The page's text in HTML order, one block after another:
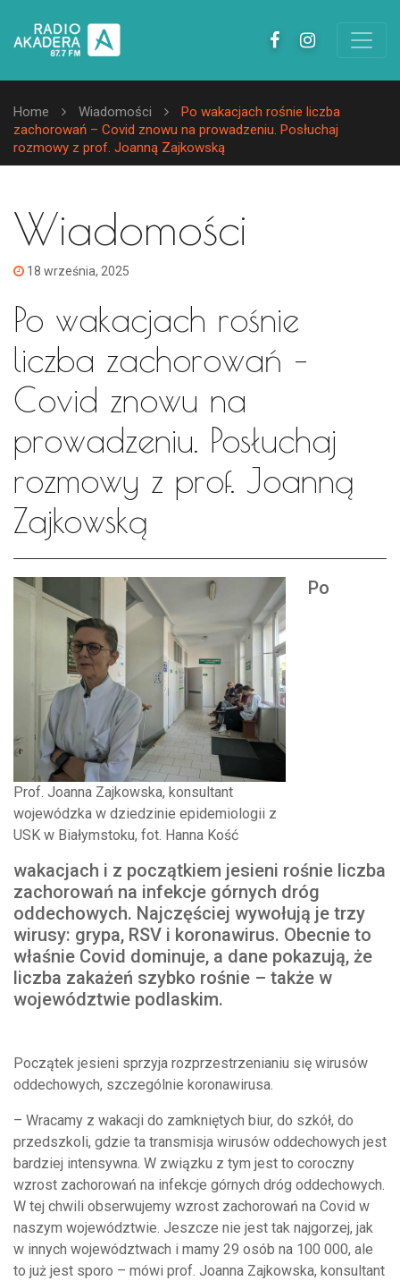
Home Wiadomości
Po wakacjach rośnie liczba
zachorowań – Covid znowu na prowadzeniu. Posłuchaj
rozmowy z prof. Joanną Zajkowską
Wiadomości
18 września, 2025
Po wakacjach rośnie
liczba zachorowań –
Covid znowu na
prowadzeniu. Posłuchaj
rozmowy z prof. Joanną
Zajkowską
Prof. Joanna Zajkowska, konsultant
wojewódzka w dziedzinie epidemiologii z
USK w Białymstoku, fot. Hanna Kość
Po
wakacjach i z początkiem jesieni rośnie liczba
zachorowań na infekcje górnych dróg
oddechowych. Najczęściej wywołują je trzy
wirusy: grypa, RSV i koronawirus. Obecnie to
właśnie Covid dominuje, a dane pokazują, że
liczba zakażeń szybko rośnie – także w
województwie podlaskim.
Początek jesieni sprzyja rozprzestrzenianiu się wirusów
oddechowych, szczególnie koronawirusa.
– Wracamy z wakacji do zamkniętych biur, do szkół, do
przedszkoli, gdzie ta transmisja wirusów oddechowych jest
bardziej intensywna. W związku z tym jest to coroczny
wzrost zachorowań na infekcje górnych dróg oddechowych.
W tej chwili obserwujemy wzrost zachorowań na Covid w
naszym województwie. Jeszcze nie jest tak najgorzej, jak
w innych województwach i mamy 29 osób na 100 000, ale
to już jest sporo – mówi prof. Joanna Zajkowska, konsultant